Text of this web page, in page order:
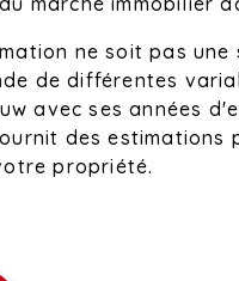
ne soit pas une
de différentes
avec ses années
des estimations
propriété.